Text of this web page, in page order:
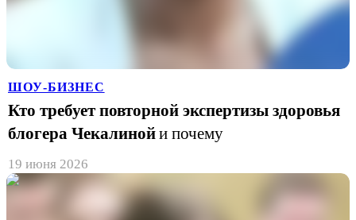
ШОУ-БИЗНЕС
Кто требует повторной экспертизы здоровья
блогера Чекалинойи почему
19 июня 2026